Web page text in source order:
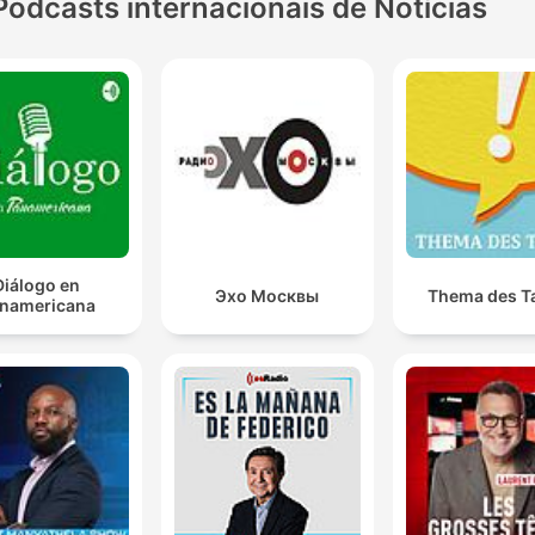
internacionais de Notícias
en
Эхо Москвы Thema des